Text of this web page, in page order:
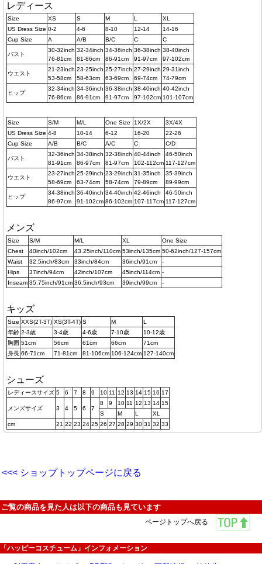
レディース
Size XS S M L
XL
US Dress Size 0-2 4-6 8-10 12-14
14-16
Cup Size
A A/B B/C C C
バスト
30-32inch
76-81cm
32-34inch
81-86cm
34-36inch
86-91cm
36-38inch
91-97cm
38-40inch
97-102cm
ウエスト
21-23inch
53-58cm
23-25inch
58-63cm
25-27inch
63-69cm
27-29inch
69-74cm
29-31inch
74-79cm
ヒップ
32-34inch
76-86cm
34-36inch
86-91cm
36-38inch
91-97cm
38-40inch
97-102cm
40-42inch
101-107cm
Size S/M M/L One Size 1X/2X
3X/4X
US Dress Size 4-8 10-14 6-12 16-20
22-26
Cup Size
A/B B/C A/C C C/D
バスト
32-36inch
81-91cm
34-38inch
86-97cm
32-38inch
81-97cm
40-44inch
102-112cm
46-50inch
117-127cm
ウエスト
23-27inch
58-69cm
25-29inch
63-74cm
23-29inch
58-74cm
31-35inch
79-89cm
35-39inch
89-99cm
ヒップ
34-38inch
86-97cm
36-40inch
91-102cm
34-40inch
86-102cm
42-46inch
107-117cm
46-50inch
117-127cm
メンズ
Size S/M M/L XL
One Size
Chest
40inch/102cm 43.25inch/110cm 53inch/135cm 50-62inch/127-157cm
Waist
32.5inch/83cm 33inch/84cm 36inch/91cm
-
Hips
37inch/94cm 42inch/107cm 45inch/114cm -
Inseam 35.75inch/91cm 36.5inch/93cm 39inch/99cm -
キッズ
Size XXS(2T-3T) XS(3T-4T) S M
L
年齢 2-3歳 3-4歳 4-6歳 7-10歳
10-12歳
胸囲 51cm 56cm 61cm 66cm
71cm
身長 66-71cm 71-81cm 81-106cm 106-124cm 127-140cm
シューズ
レディースサイズ 5 6 7 8 9 10 11 12 13 14 15 16 17
メンズサイズ 3 4 5 6 7
8 9 10 11 12 13 14 15
S
M L
XL
cm
21 22 23 24 25 26 27 28 29 30 31 32 33
<<< ショップトップページに戻る
ご覧の商品を見た人は以下の商品も見ています
ページトップへ戻る
「ハッピーコスチューム」インフォメーション